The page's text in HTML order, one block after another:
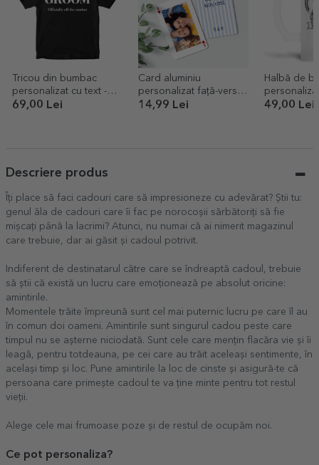
Tricou din bumbac
personalizat cu text -
Echipa mirelui
69,00 Lei
Card aluminiu
personalizat față-verso
cu poză și mesaj - Carte
14,99 Lei
Halbă de
Regele berii
49,00 Lei
Descriere produs
Îți place să faci cadouri care să impresioneze cu adevărat? Știi tu:
genul ăla de cadouri care îi fac pe norocoșii sărbătoriți să fie
mișcați până la lacrimi? Atunci, nu numai că ai nimerit magazinul
care trebuie, dar ai găsit și cadoul potrivit.
Indiferent de destinatarul către care se îndreaptă cadoul, trebuie
să știi că există un lucru care emoționează pe absolut oricine:
amintirile.
Momentele trăite împreună sunt cel mai puternic lucru pe care îl au
în comun doi oameni. Amintirile sunt singurul cadou peste care
timpul nu se așterne niciodată. Sunt cele care mențin flacăra vie și îi
leagă, pentru totdeauna, pe cei care au trăit aceleași sentimente, în
același timp și loc. Pune amintirile la loc de cinste și asigură-te că
persoana care primește cadoul te va ține minte pentru tot restul
vieții.
Alege cele mai frumoase poze și de restul de ocupăm noi.
Ce pot personaliza?